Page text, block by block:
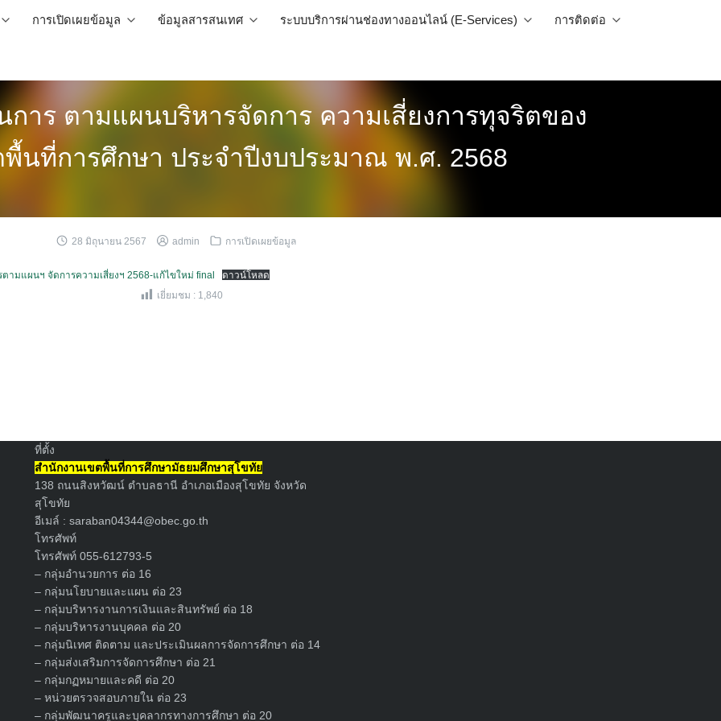
การเปิดเผยข้อมูล ข้อมูลสารสนเทศ ระบบบริการผ่านช่องทางออนไลน์ (E-Services) การติดต่อ
การ ตามแผนบริหารจัดการ ความเสี่ยงการทุจริตของ
นที่การศึกษา ประจำปีงบประมาณ พ.ศ. 2568
28 มิถุนายน 2567 admin การเปิดเผยข้อมูล
ตามแผนฯ จัดการความเสี่ยงฯ 2568-แก้ไขใหม่ final ดาวน์โหลด
เยี่ยมชม : 1,840
ที่ตั้ง
สำนักงานเขตพื้นที่การศึกษามัธยมศึกษาสุโขทัย
138 ถนนสิงหวัฒน์ ตำบลธานี อำเภอเมืองสุโขทัย จังหวัด
สุโขทัย
อีเมล์ : saraban04344@obec.go.th
โทรศัพท์
โทรศัพท์ 055-612793-5
– กลุ่มอำนวยการ ต่อ 16
– กลุ่มนโยบายและแผน ต่อ 23
– กลุ่มบริหารงานการเงินและสินทรัพย์ ต่อ 18
– กลุ่มบริหารงานบุคคล ต่อ 20
– กลุ่มนิเทศ ติดตาม และประเมินผลการจัดการศึกษา ต่อ 14
– กลุ่มส่งเสริมการจัดการศึกษา ต่อ 21
– กลุ่มกฏหมายและคดี ต่อ 20
– หน่วยตรวจสอบภายใน ต่อ 23
– กลุ่มพัฒนาครูและบุคลากรทางการศึกษา ต่อ 20